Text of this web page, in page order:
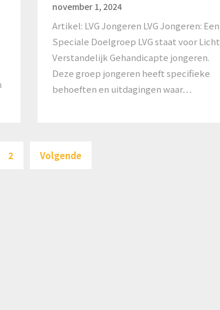
november 1, 2024
Artikel: LVG Jongeren LVG Jongeren: Een
Speciale Doelgroep LVG staat voor Licht
Verstandelijk Gehandicapte jongeren.
Deze groep jongeren heeft specifieke
behoeften en uitdagingen waar…
paginering
2 Volgende